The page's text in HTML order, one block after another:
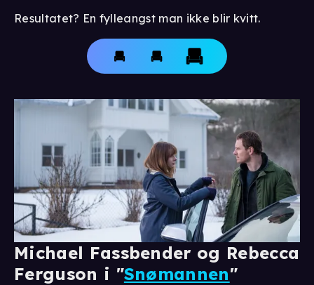
Resultatet? En fylleangst man ikke blir kvitt.
Michael Fassbender og Rebecca
Ferguson i "Snømannen"